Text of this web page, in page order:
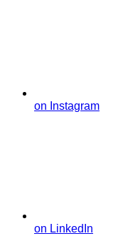
on Instagram
on LinkedIn